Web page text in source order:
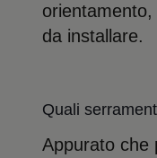
da installare.
Quali
Appurato che